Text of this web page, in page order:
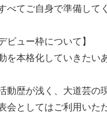
べてご自身で準備して
ビュー枠について】
を本格化していきたい
動歴が浅く、大道芸の
としてはご利用いた